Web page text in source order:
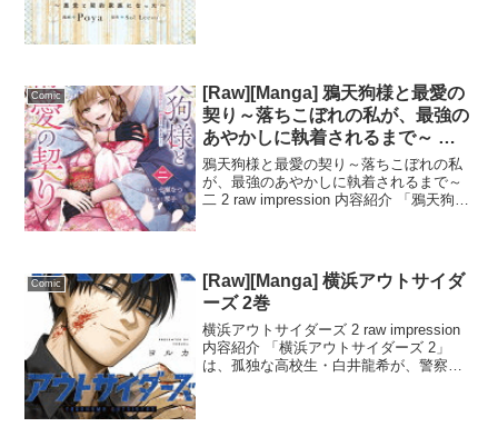
Comic
[Raw][Manga] 鴉天狗様と最愛の
契り～落ちこぼれの私が、最強の
あやかしに執着されるまで～ 二 2
巻
鴉天狗様と最愛の契り～落ちこぼれの私
が、最強のあやかしに執着されるまで～
二 2 raw impression 内容紹介 「鴉天狗様
て...
Comic
[Raw][Manga] 横浜アウトサイダ
ーズ 2巻
横浜アウトサイダーズ 2 raw impression
内容紹介 「横浜アウトサイダーズ 2」
は、孤独な高校生・白井龍希が、警察官